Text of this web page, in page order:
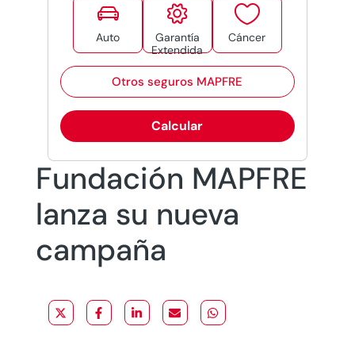
Fundación MAPFRE
lanza su nueva
campaña

Auto

Garantía
Extendida

Cáncer
Otros seguros MAPFRE
Calcular